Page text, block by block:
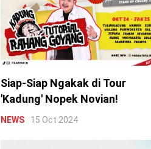
Siap-Siap Ngakak di Tour
'Kadung' Nopek Novian!
NEWS 15 Oct 2024